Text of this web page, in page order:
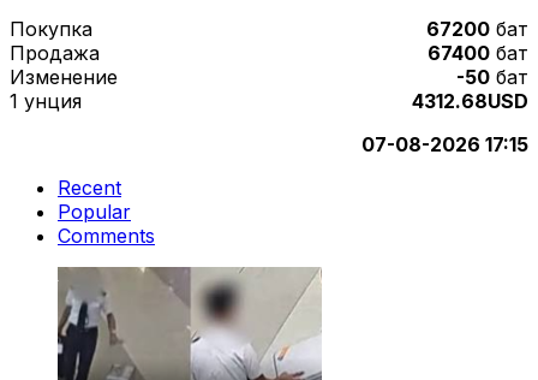
Покупка 67200 бат
Продажа
67400 бат
Изменение
-50 бат
1 унция
4312.68USD
07-08-2026 17:15
Recent
Popular
Comments